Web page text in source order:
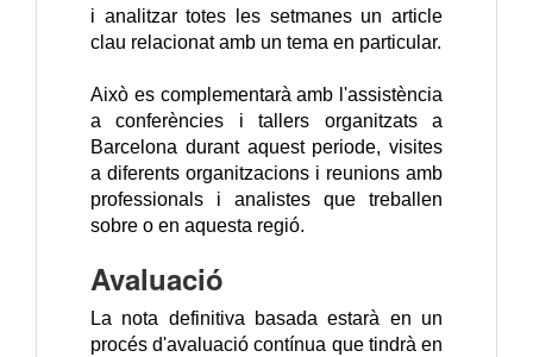
i analitzar totes les setmanes un article
clau relacionat amb un tema en particular.
Això es complementarà amb l'assistència
a conferències i tallers organitzats a
Barcelona durant aquest periode, visites
a diferents organitzacions i reunions amb
professionals i analistes que treballen
sobre o en aquesta regió.
Avaluació
La nota definitiva basada estarà en un
procés d'avaluació contínua que tindrà en